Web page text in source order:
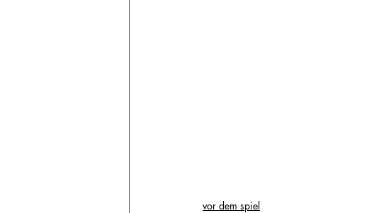
vor dem spiel